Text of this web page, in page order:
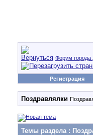
Форум города
Регистрация
Поздравлялки
Темы раздела: